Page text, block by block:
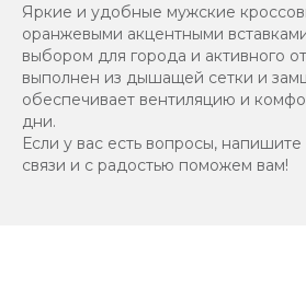
Яркие и удобные мужские
оранжевыми акцентными
выбором для города и активного
выполнен из дышащей сетки и
обеспечивает вентиляцию и
дни.
Если у вас есть вопросы,
связи и с радостью поможем вам!